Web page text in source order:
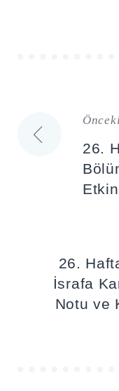
Yazı
26.
26.
İsrafa
Notu ve